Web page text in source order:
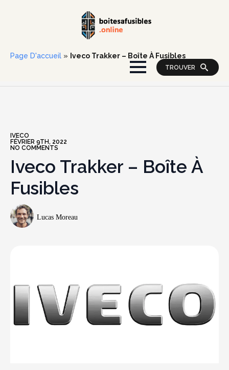
TROUVER
Page D'accueil » Iveco Trakker – Boîte À Fusibles
IVECO
FÉVRIER 9TH, 2022
NO COMMENTS
Iveco Trakker – Boîte À
Fusibles
Lucas Moreau